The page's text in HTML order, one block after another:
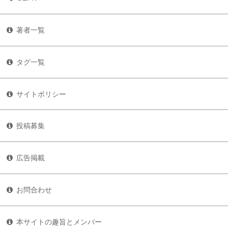
著者一覧
タグ一覧
サイトポリシー
投稿募集
広告掲載
お問合わせ
本サイトの趣旨とメンバー